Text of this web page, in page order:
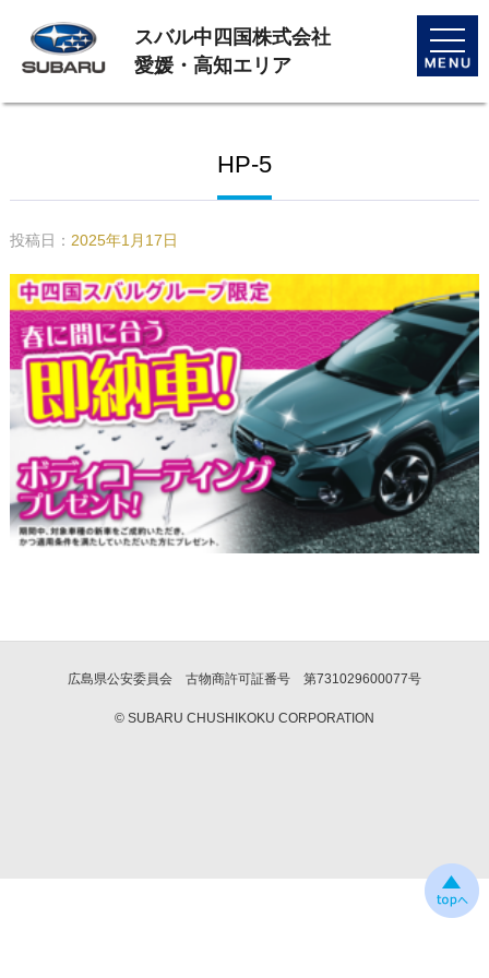
toggle
スバル中四国株式会社
愛媛・高知エリア
HP-5
投稿日： 2025年1月17日
広島県公安委員会 古物商許可証番号 第731029600077号
© SUBARU CHUSHIKOKU CORPORATION